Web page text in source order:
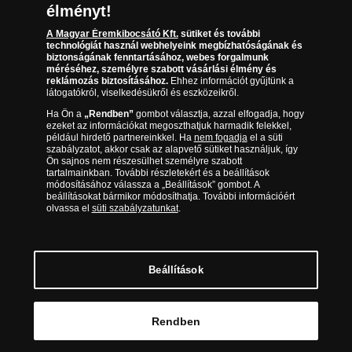
Kosárba tesz
Az érmék és érmek ára és értéke
Gyakran ismételt kérdések
Adatkezelés
óra között, péntekenként 9.00 és 15.00 óra között)
Magyar Éremkibocsátó Kft. 1134 Budapest, Váci út 33. Cégjegyzékszám: 01-09-
Bláthy Ottó utca 3-5.) engedélyéhez kötött tevékenységet folytat. Kereskedelmi
© Copyright 2026 - Magyar Éremkibocsátó Kft.
élményt!
A Magyar Éremkibocsátó Kft.sütiket és további
technológiát használ webhelyeink megbízhatóságának és
biztonságának fenntartásához, webes forgalmunk
méréséhez, személyre szabott vásárlási élmény és
reklámozás biztosításához.Ehhez információt gyűjtünk a
látogatókról, viselkedésükről és eszközeikről.
Ha Ön a „Rendben”gombot választja, azzal elfogadja, hogy
ezeket az információkat megoszthatjuk harmadik felekkel,
például hirdető partnereinkkel. Ha nem fogadjael a süti
szabályzatot, akkor csak az alapvető sütiket használjuk, így
Ön sajnos nem részesülhet személyre szabott
tartalmainkban. További részletekért és a beállítások
módosításához válassza a „Beállítások” gombot. A
beállításokat bármikor módosíthatja. További információért
olvassa el süti szabályzatunkat.
Beállítások
Rendben